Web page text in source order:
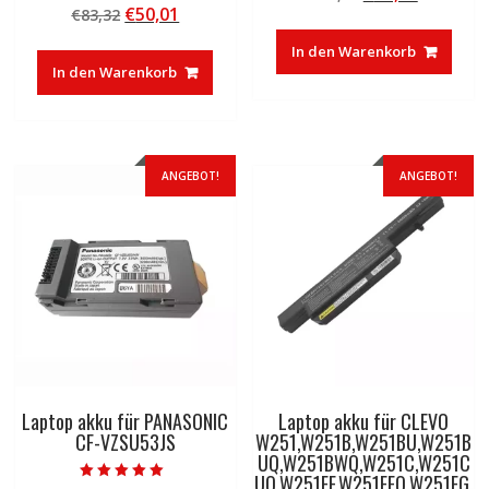
5.00
von 5
€83,32 Ursprünglicher
war:
€83,32
€50,01
ist:
€50,01.
In den Warenkorb
von 5
war:
€30,00
ist:
€16,33.
In den Warenkorb
ANGEBOT!
Laptop akku für PANASONIC
CF-VZSU53JS
ANGEBOT!
Laptop akku für CLEVO
W251,W251B,W251BU,W251B
UQ,W251BWQ,W251C,W251C
UQ,W251EF,W251EFQ,W251EG,